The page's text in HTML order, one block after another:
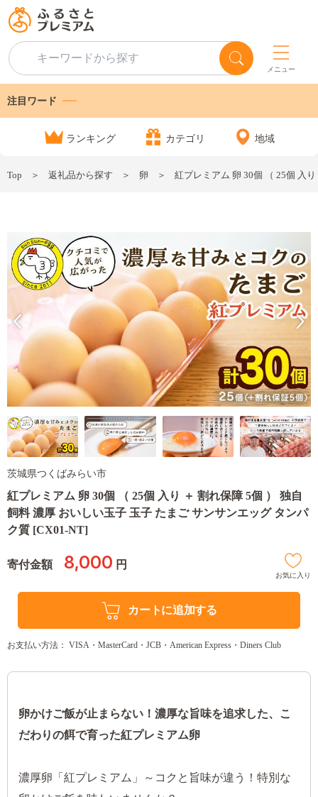
メニュー
注目ワード
ランキング カテゴリ 地域
Top 返礼品から探す 卵 紅プレミアム 卵 30個 （ 25個 入
茨城県つくばみらい市
紅プレミアム 卵 30個 （ 25個 入り ＋ 割れ保障 5個 ） 独自
飼料 濃厚 おいしい玉子 玉子 たまご サンサンエッグ タンパ
ク質 [CX01-NT]
寄付金額 8,000 円
お気に入り
カートに追加する
お支払い方法： VISA・MasterCard・JCB・American Express・Diners Club
卵かけご飯が止まらない！濃厚な旨味を追求した、こ
だわりの餌で育った紅プレミアム卵
濃厚卵「紅プレミアム」～コクと旨味が違う！特別な